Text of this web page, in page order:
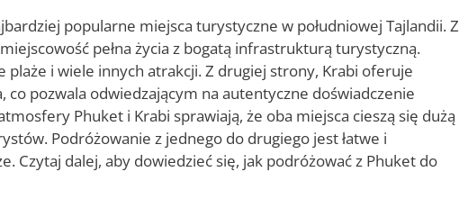
popularne miejsca turystyczne w południowej Tajlandii. Z
pełna życia z bogatą infrastrukturą turystyczną.
plaże i wiele innych atrakcji. Z drugiej strony, Krabi oferuje
co pozwala odwiedzającym na autentyczne doświadczenie
Phuket i Krabi sprawiają, że oba miejsca cieszą się dużą
Podróżowanie z jednego do drugiego jest łatwe i
Czytaj dalej, aby dowiedzieć się, jak podróżować z Phuket do